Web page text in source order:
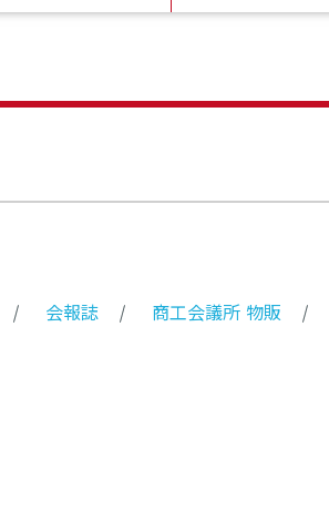
会報誌 商工会議所 物販